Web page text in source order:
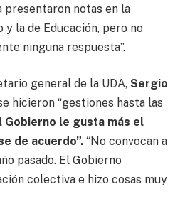
presentaron notas en la
la de Educación, pero no
ninguna respuesta”.
general de la UDA, Sergio
hicieron “gestiones hasta las
Gobierno le gusta más el
de acuerdo”. “No convocan a
pasado. El Gobierno
colectiva e hizo cosas muy